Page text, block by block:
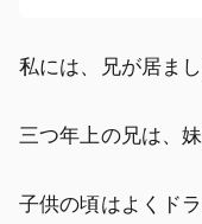
私には、兄が居まし
三つ年上の兄は、
子供の頃はよくド